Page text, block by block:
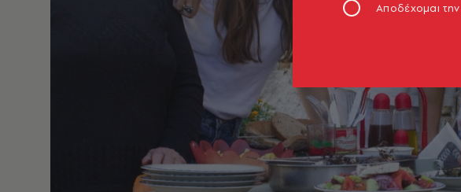
Αποδέχομαι την